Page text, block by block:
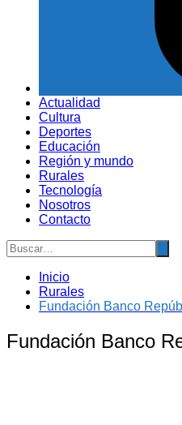
Actualidad
Cultura
Deportes
Educación
Región y mundo
Rurales
Tecnología
Nosotros
Contacto
Inicio
Rurales
Fundación Banco
Fundación Banco